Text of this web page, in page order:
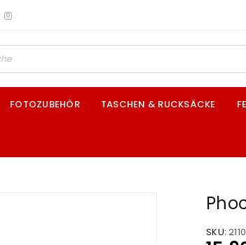
FOTOZUBEHÖR TASCHEN & RUCKSÄCKE
SKU: